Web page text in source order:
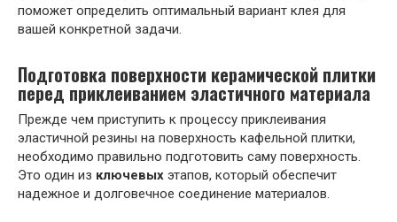
поможет определить оптимальный вариант клея для
вашей конкретной задачи.
Подготовка поверхности керамической плитки
перед приклеиванием эластичного материала
Прежде чем приступить к процессу приклеивания
эластичной резины на поверхность кафельной плитки,
необходимо правильно подготовить саму поверхность.
Это один из ключевых этапов, который обеспечит
надежное и долговечное соединение материалов.